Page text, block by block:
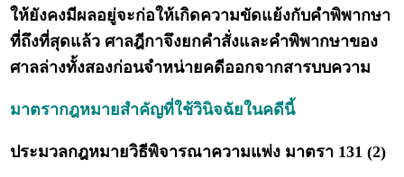
ให้ยังคงมีผลอยู่จะก่อให้เกิดความขัดแย้งกับคำพิพากษา
ที่ถึงที่สุดแล้ว ศาลฎีกาจึงยกคำสั่งและคำพิพากษาของ
ศาลล่างทั้งสองก่อนจำหน่ายคดีออกจากสารบบความ
มาตรากฎหมายสำคัญที่ใช้วินิจฉัยในคดีนี้
ประมวลกฎหมายวิธีพิจารณาความแพ่ง มาตรา 131 (2)